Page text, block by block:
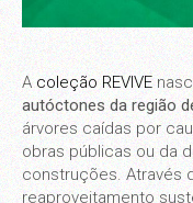
A coleção REVIVE
autóctones da região
árvores caídas por
obras públicas ou da
construções. Através
reaproveitamento